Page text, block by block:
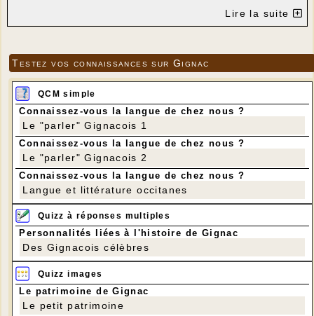
Lire la suite
Testez vos connaissances sur Gignac
QCM simple
Connaissez-vous la langue de chez nous ?
Le "parler" Gignacois 1
Connaissez-vous la langue de chez nous ?
Le "parler" Gignacois 2
Connaissez-vous la langue de chez nous ?
Langue et littérature occitanes
Quizz à réponses multiples
Personnalités liées à l'histoire de Gignac
Des Gignacois célèbres
Quizz images
Le patrimoine de Gignac
Le petit patrimoine